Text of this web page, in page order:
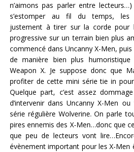
n’aimons pas parler entre
s’estomper au fil du temps, les
justement à tirer sur la corde pour
progressive sur un terrain bien plus
commencé dans Uncanny X-Men,
de manière bien plus
Weapon X. Je suppose donc que
profiter de cette mini série tie in
Quelque part, c’est assez
d’intervenir dans Uncanny X-Men
série régulière Wolverine. On parle
pires ennemis des X-Men…donc que
que peu de lecteurs vont
évènement important pour les X-Men